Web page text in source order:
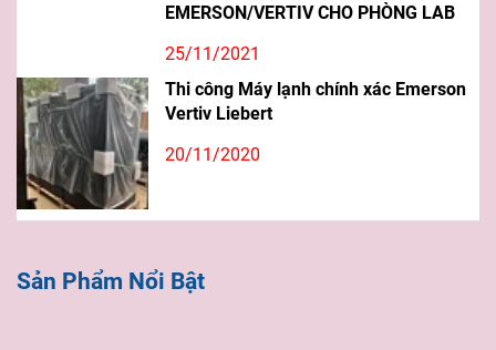
EMERSON/VERTIV CHO PHÒNG LAB
25/11/2021
Thi công Máy lạnh chính xác Emerson
Vertiv Liebert
20/11/2020
Sản Phẩm Nổi Bật